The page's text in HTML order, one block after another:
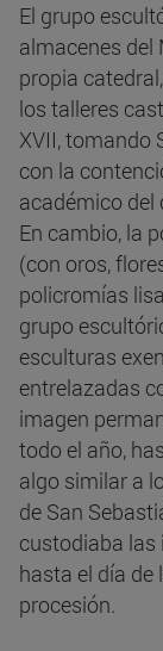
El grupo
almacenes del
propia
los talleres
XVII, tomando
con la
académico
En cambio, la
(con oros,
policromías
grupo
esculturas
entrelazadas
imagen
todo el año,
algo similar a
de San
custodiaba las
hasta el día de
procesión.